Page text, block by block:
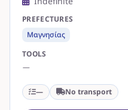
PREFECTURES
Μαγνησίας
TOOLS
—
— No transport